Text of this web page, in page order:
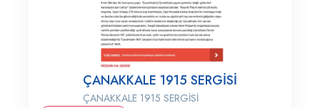
ÇANAKKALE 1915 SERGİSİ
ÇANAKKALE 1915 SERGİSİ